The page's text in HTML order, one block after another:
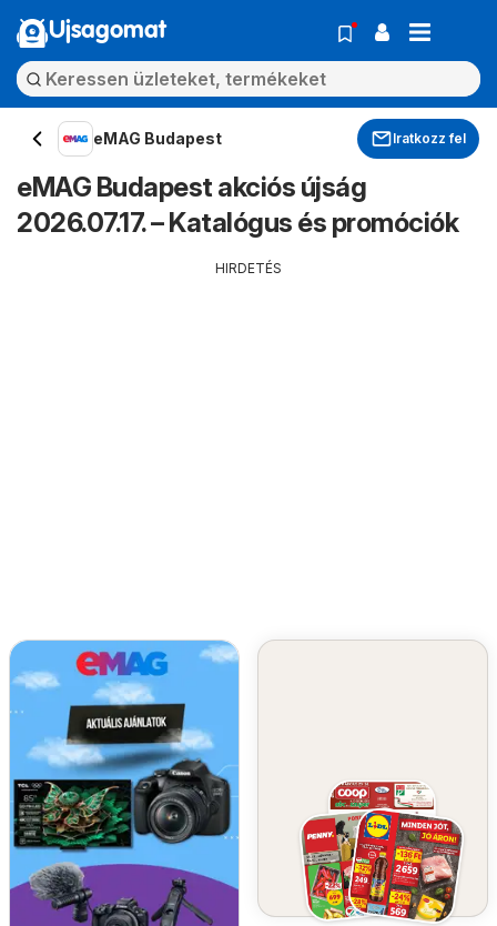
Ujsagomat
eMAG Budapest Iratkozz fel
eMAG Budapest akciós újság
2026.07.17. – Katalógus és promóciók
HIRDETÉS